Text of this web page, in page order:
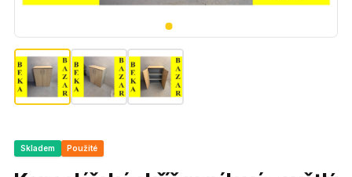
Skladem Použité